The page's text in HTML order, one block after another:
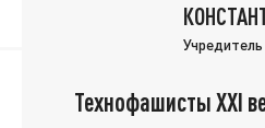
Технофашисты XXI